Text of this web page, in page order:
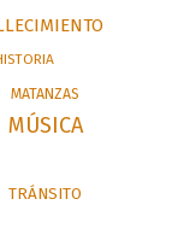
MATANZAS
MÚSICA
TRÁNSITO